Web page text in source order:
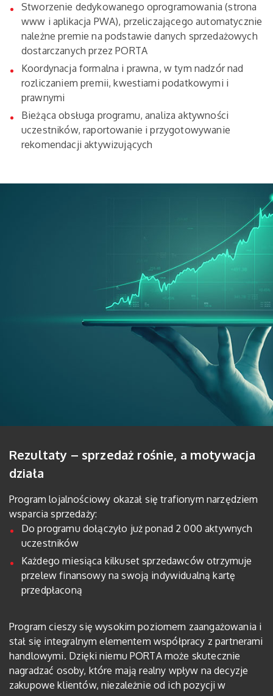
Stworzenie dedykowanego oprogramowania (strona
www i aplikacja PWA), przeliczającego automatycznie
należne premie na podstawie danych sprzedażowych
dostarczanych przez PORTA
Koordynacja formalna i prawna, w tym nadzór nad
rozliczaniem premii, kwestiami podatkowymi i
prawnymi
Bieżąca obsługa programu, analiza aktywności
uczestników, raportowanie i przygotowywanie
rekomendacji aktywizujących
Rezultaty – sprzedaż rośnie, a motywacja
działa
Program lojalnościowy okazał się trafionym narzędziem
wsparcia sprzedaży:
Do programu dołączyło już ponad 2 000 aktywnych
uczestników
Każdego miesiąca kilkuset sprzedawców otrzymuje
przelew finansowy na swoją indywidualną kartę
przedpłaconą
Program cieszy się wysokim poziomem zaangażowania i
stał się integralnym elementem współpracy z partnerami
handlowymi. Dzięki niemu PORTA może skutecznie
nagradzać osoby, które mają realny wpływ na decyzje
zakupowe klientów, niezależnie od ich pozycji w